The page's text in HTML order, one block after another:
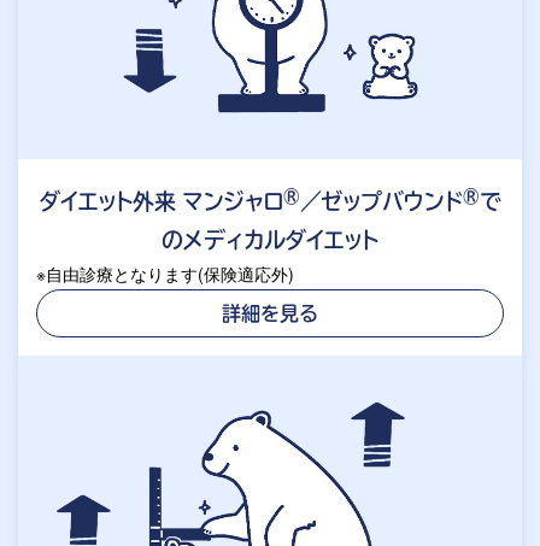
ダイエット外来 マンジャロ® ／ゼップバウンド®で
のメディカルダイエット
※自由診療となります(保険適応外)
詳細を見る